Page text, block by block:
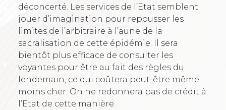
déconcerté. Les services de l’Etat semblent
jouer d’imagination pour repousser les
limites de l’arbitraire à l’aune de la
sacralisation de cette épidémie. Il sera
bientôt plus efficace de consulter les
voyantes pour être au fait des règles du
lendemain, ce qui coûtera peut-être même
moins cher. On ne redonnera pas de crédit à
l’Etat de cette manière.